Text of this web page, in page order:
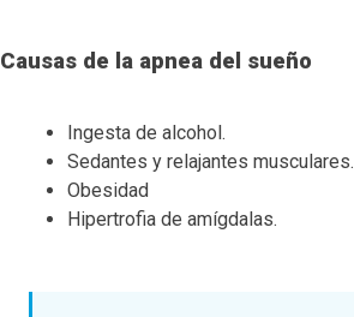
Causas de la apnea del sueño
Ingesta de alcohol.
Sedantes y relajantes musculares.
Obesidad
Hipertrofia de amígdalas.